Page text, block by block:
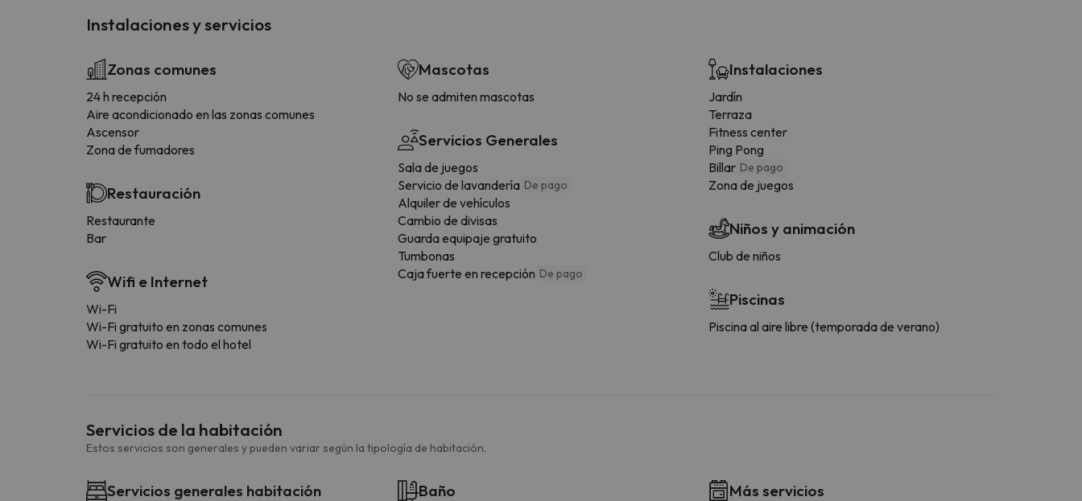
Instalaciones y servicios
Zonas comunes
24 h recepción
Aire acondicionado en las zonas comunes
Ascensor
Zona de fumadores
Restauración
Restaurante
Bar
Wifi e Internet
Wi-Fi
Wi-Fi gratuito en zonas comunes
Wi-Fi gratuito en todo el hotel
Mascotas
No se admiten mascotas
Servicios Generales
Sala de juegos
Servicio de lavandería De pago
Alquiler de vehículos
Cambio de divisas
Guarda equipaje gratuito
Tumbonas
Caja fuerte en recepción De pago
Instalaciones
Jardín
Terraza
Fitness center
Ping Pong
Billar De pago
Zona de juegos
Niños y animación
Club de niños
Piscinas
Piscina al aire libre (temporada de verano)
Servicios de la habitación
Estos servicios son generales y pueden variar según la tipología de habitación.
Servicios generales habitación Baño Más servicios